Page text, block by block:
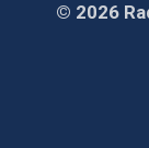
© 2026